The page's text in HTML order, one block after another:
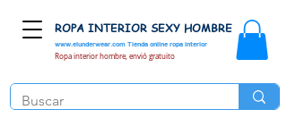
www.elunderwear.com Tienda online ropa interior
ROPA INTERIOR SEXY HOMBRE
Ropa interior hombre, envió gratuito